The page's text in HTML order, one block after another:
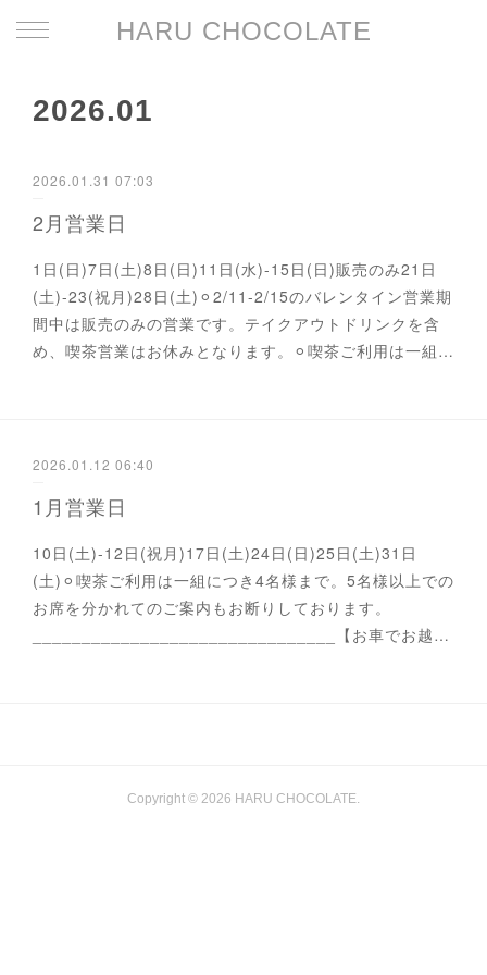
HARU CHOCOLATE
2026.01
2026.01.31 07:03
2月営業日
1日(日)7日(土)8日(日)11日(水)-15日(日)販売のみ21日
(土)-23(祝月)28日(土)⚪︎2/11-2/15のバレンタイン営業期
間中は販売のみの営業です。テイクアウトドリンクを含
め、喫茶営業はお休みとなります。⚪︎喫茶ご利用は一組…
2026.01.12 06:40
1月営業日
10日(土)-12日(祝月)17日(土)24日(日)25日(土)31日
(土)⚪︎喫茶ご利用は一組につき4名様まで。5名様以上での
お席を分かれてのご案内もお断りしております。
_______________________________【お車でお越…
Copyright © 2026 HARU CHOCOLATE.